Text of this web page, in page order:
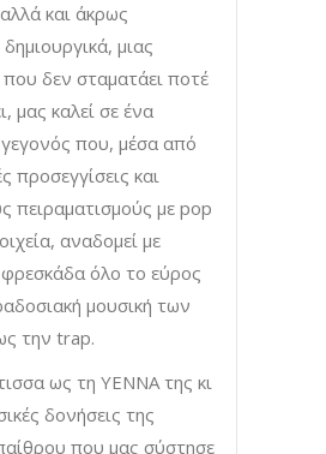
και άκρως
μιας
που δεν σταματάει ποτέ
μας καλεί σε ένα
που, μέσα από
προσεγγίσεις και
πειραματισμούς με pop
αναδομεί με
όλο το εύρος
μουσική των
την trap.
ως τη YENNA της κι
δονήσεις της
που μας σύστησε